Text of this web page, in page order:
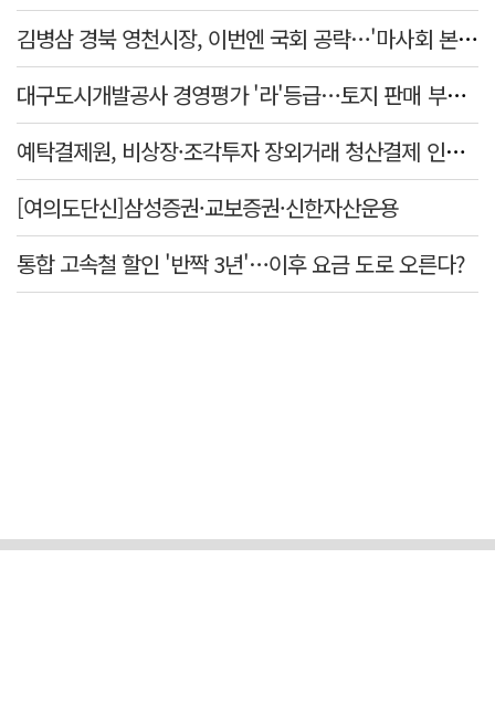
김병삼 경북 영천시장, 이번엔 국회 공략…'마사회 본사 이전·광역교통망 확충' 요청
대구도시개발공사 경영평가 '라'등급…토지 판매 부진에 1년 만에 두 단계 '뚝'
예탁결제원, 비상장·조각투자 장외거래 청산결제 인프라 구축 착수…연내 가동
[여의도단신]삼성증권·교보증권·신한자산운용
통합 고속철 할인 '반짝 3년'…이후 요금 도로 오른다?